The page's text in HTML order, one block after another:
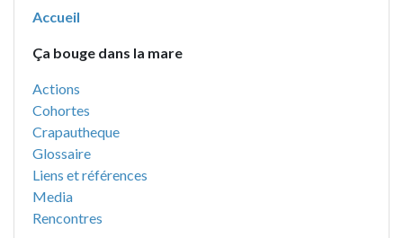
Accueil
Ça bouge dans la mare
Actions
Cohortes
Crapautheque
Glossaire
Liens et références
Media
Rencontres